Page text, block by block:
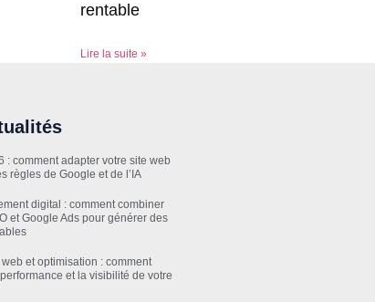
rentable
Lire la suite »
: comment adapter votre site web
règles de Google et de l’IA
digital : comment combiner
et Google Ads pour générer des
et optimisation : comment
et la visibilité de votre